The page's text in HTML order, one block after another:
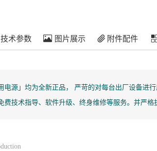
术参数 图片展示 附件配件
源」均为全新正品， 严苛的对每台出厂设备进
费技术指导、软件升级、终身维修等服务。并严